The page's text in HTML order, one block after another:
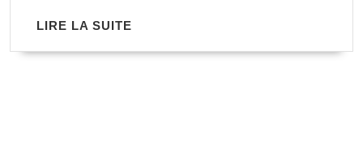
LIRE LA SUITE